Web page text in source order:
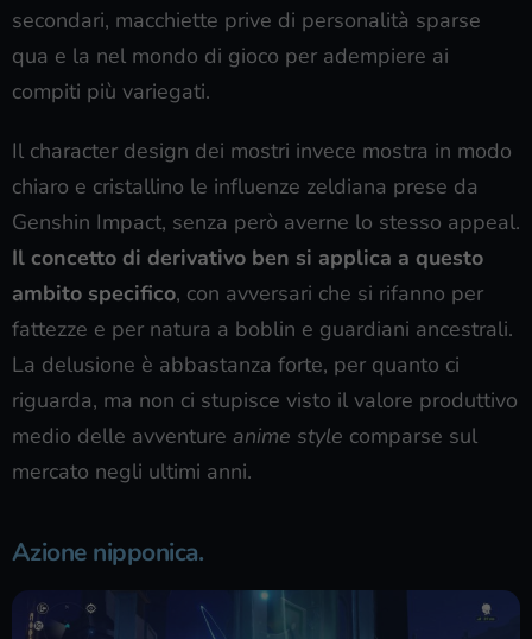
secondari, macchiette prive di personalità sparse
qua e la nel mondo di gioco per adempiere ai
compiti più variegati.
Il character design dei mostri invece mostra in modo
chiaro e cristallino le influenze zeldiana prese da
Genshin Impact, senza però averne lo stesso appeal.
Il concetto di derivativo ben si applica a questo
ambito specifico, con avversari che si rifanno per
fattezze e per natura a boblin e guardiani ancestrali.
La delusione è abbastanza forte, per quanto ci
riguarda, ma non ci stupisce visto il valore produttivo
medio delle avventure anime style comparse sul
mercato negli ultimi anni.
Azione nipponica.